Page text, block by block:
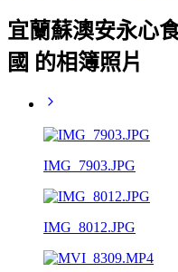
宜蘭蘇澳安永心
國 的相簿照片
IMG_7903.JPG
IMG_8012.JPG